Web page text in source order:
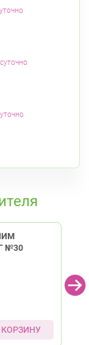
№30
КОРЗИНУ